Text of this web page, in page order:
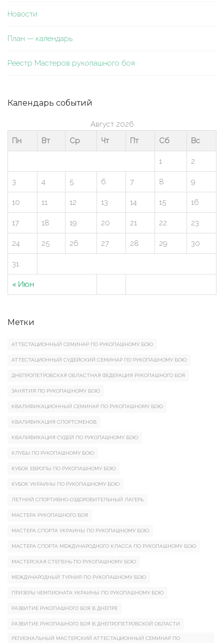
Новости
План — календарь
Реестр Мастеров рукопашного боя
Календарь событий
Август 2026
Пн
Вт Ср Чт Пт Сб Вс
« Июн
1 2
3 4 5 6 7 8 9
10 11 12 13 14 15 16
17 18 19 20 21 22 23
24 25 26 27 28 29 30
31
Метки
АТТЕСТАЦИОННЫЙ СЕМИНАР ПО РУКОПАШНОМУ БОЮ
АТТЕСТАЦИОННЫЙ СУДЕЙСКИЙ СЕМИНАР ПО РУКОПАШНОМУ БОЮ
ДНЕПРОПЕТРОВСКАЯ ОБЛАСТНАЯ ФЕДЕРАЦИЯ РУКОПАШНОГО БОЯ
ЗАНЯТИЯ ПО РУКОПАШНОМУ БОЮ
КВАЛИФИКАЦИОННЫЙ СЕМИНАР ПО РУКОПАШНОМУ БОЮ
КВАЛИФИКАЦИЯ СПОРТСМЕНОВ
КВАЛИФИКАЦИЯ СУДЕЙ ПО РУКОПАШНОМУ БОЮ
КЛУБЫ ПО РУКОПАШНОМУ БОЮ
КУБОК ЕВРОПЫ ПО РУКОПАШНОМУ БОЮ
КУБОК УКРАИНЫ ПО РУКОПАШНОМУ БОЮ
ЛЕТНИЙ СПОРТИВНО-ОЗДОРОВИТЕЛЬНЫЙ ЛАГЕРЬ
МАСТЕРА РУКОПАШНОГО БОЯ
МАСТЕРА СПОРТА УКРАИНЫ ПО РУКОПАШНОМУ БОЮ
МАСТЕРА СПОРТА МЕЖДУНАРОДНОГО КЛАССА ПО РУКОПАШНОМУ БОЮ
МАСТЕРСКАЯ СТЕПЕНЬ ПО РУКОПАШНОМУ БОЮ
МЕЖДУНАРОДНЫЙ ТУРНИР ПО РУКОПАШНОМУ БОЮ
ПРИЗЕРЫ ЧЕМПИОНАТА УКРАИНЫ ПО РУКОПАШНОМУ БОЮ
РАЗВИТИЕ РУКОПАШНОГО БОЯ В ДНЕПРЕ
РАЗВИТИЕ РУКОПАШНОГО БОЯ В ДНЕПРОПЕТРОВСКОЙ ОБЛАСТИ
РЕГИОНАЛЬНЫЙ МАСТЕРСКИЙ АТТЕСТАЦИОННЫЙ СЕМИНАР ПО